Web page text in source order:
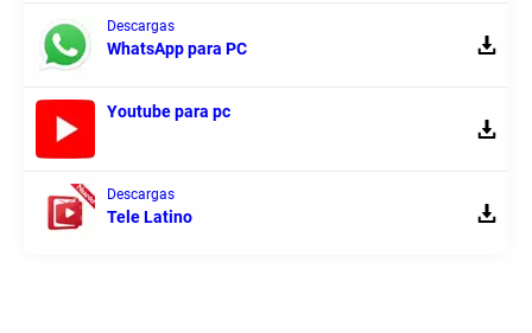
Descargas
WhatsApp para PC
Youtube para pc
Descargas
Tele Latino